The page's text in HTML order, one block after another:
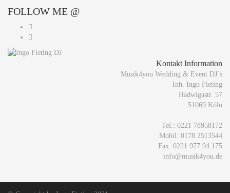
FOLLOW ME @
Kontakt Information
Musik4you Wedding & Event DJ´s
Inh. Ingo Fieting
Hadwigastr. 57
51069 Köln
Tel.: 0221 78958172
Mobil: 0178 2513544
Fax: 0221 977 94 175
info@musik4you.de